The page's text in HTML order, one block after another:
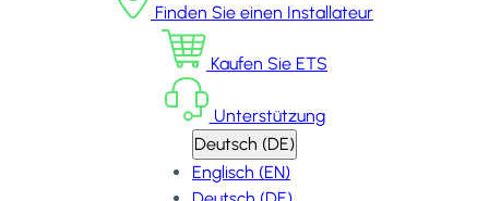
Finden Sie einen Installateur
Kaufen Sie ETS
Unterstützung
Deutsch (DE)
Englisch (EN)